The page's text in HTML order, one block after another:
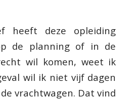
heeft deze opleiding
de planning of in de
wil komen, weet ik
wil ik niet vijf dagen
vrachtwagen. Dat vind